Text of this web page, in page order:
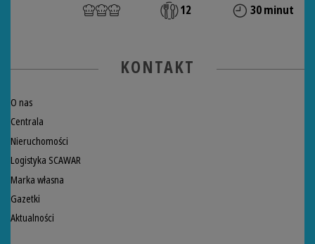
12 30 minut
KONTAKT
O nas
Centrala
Nieruchomości
Logistyka SCAWAR
Marka własna
Gazetki
Aktualności